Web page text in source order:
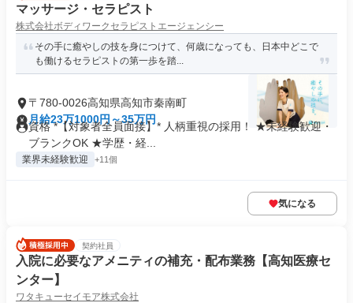
マッサージ・セラピスト
株式会社ボディワークセラピストエージェンシー
その手に癒やしの技を身につけて、何歳になっても、日本中どこで
も働けるセラピストの第一歩を踏...
〒780-0026高知県高知市秦南町
月給23万1000円～35万円
資格 *【対象者全員面接】* 人柄重視の採用！ ★未経験歓迎・
ブランクOK ★学歴・経...
業界未経験歓迎 +11個
気になる
契約社員
入院に必要なアメニティの補充・配布業務【高知医療セ
ンター】
ワタキューセイモア株式会社